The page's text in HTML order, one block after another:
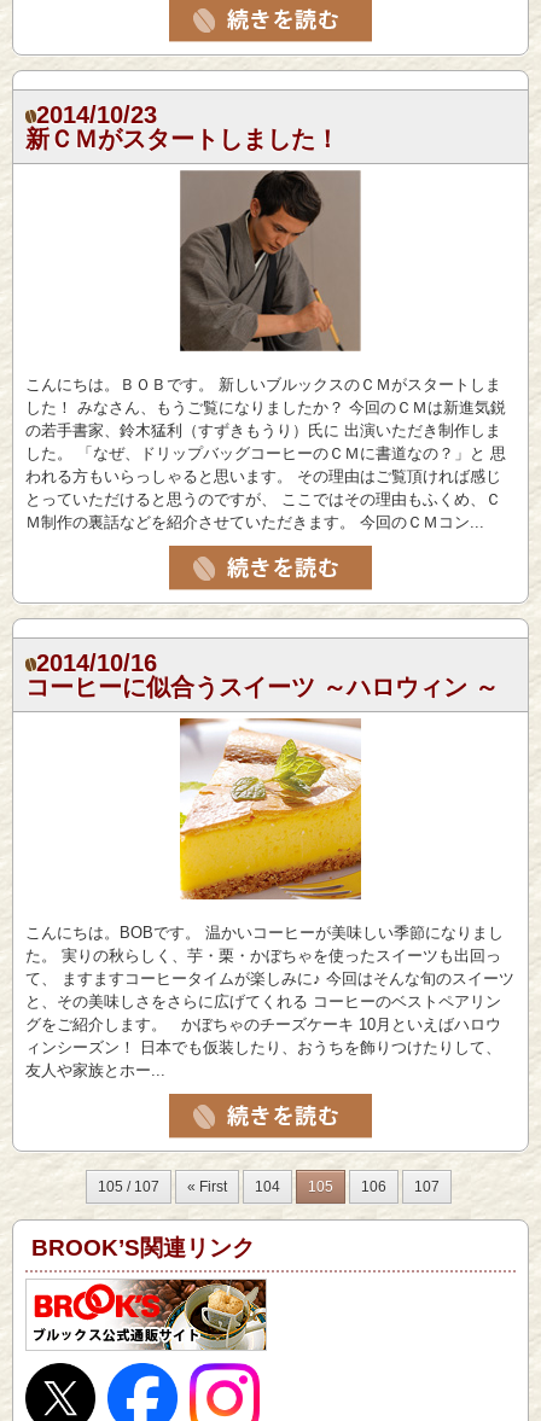
2014/10/23
新ＣＭがスタートしました！
こんにちは。ＢＯＢです。 新しいブルックスのＣＭがスタートしま
した！ みなさん、もうご覧になりましたか？ 今回のＣＭは新進気鋭
の若手書家、鈴木猛利（すずきもうり）氏に 出演いただき制作しま
した。 「なぜ、ドリップバッグコーヒーのＣＭに書道なの？」と 思
われる方もいらっしゃると思います。 その理由はご覧頂ければ感じ
とっていただけると思うのですが、 ここではその理由もふくめ、Ｃ
Ｍ制作の裏話などを紹介させていただきます。 今回のＣＭコン...
2014/10/16
コーヒーに似合うスイーツ ～ハロウィン ～
こんにちは。BOBです。 温かいコーヒーが美味しい季節になりまし
た。 実りの秋らしく、芋・栗・かぼちゃを使ったスイーツも出回っ
て、 ますますコーヒータイムが楽しみに♪ 今回はそんな旬のスイーツ
と、その美味しさをさらに広げてくれる コーヒーのベストペアリン
グをご紹介します。 かぼちゃのチーズケーキ 10月といえばハロウ
ィンシーズン！ 日本でも仮装したり、おうちを飾りつけたりして、
友人や家族とホー...
105 / 107 « First 104 105 106 107
BROOK’S関連リンク